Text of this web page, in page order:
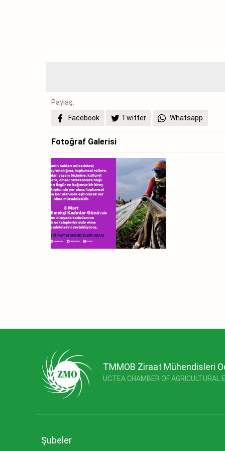
Paylaş:
Facebook
Twitter Whatsapp
Fotoğraf Galerisi
TMMOB Ziraat Mühendisleri
UCTEA CHAMBER OF AGRICULTURAL
Şubeler